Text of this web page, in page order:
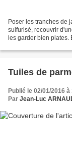
Poser les tranches de
sulfurisé, recouvrir
les garder bien plates.
Tuiles de
Publié le 02/01/2016 à
Par Jean-Luc